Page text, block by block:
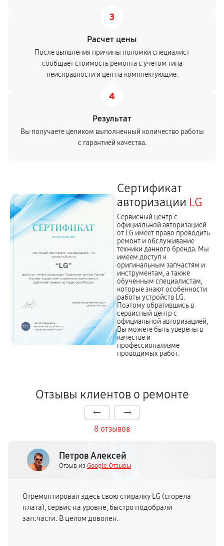
3
Расчет цены
После выявления причины поломки специалист
сообщает стоимость ремонта с учетом типа
неисправности и цен на комплектующие.
4
Результат
Вы получаете целиком выполненный количество работы
с гарантией качества.
Сертификат
авторизации LG
Сервисный центр с
официальной авторизацией
от LG имеет право проводить
ремонт и обслуживание
техники данного бренда. Мы
имеем доступ к
оригинальным запчастям и
инструментам, а также
обученным специалистам,
которые знают особенности
работы устройств LG.
Поэтому обратившись в
сервисный центр с
официальной авторизацией,
Вы можете быть уверены в
качестве и
профессионализме
проводимых работ.
Отзывы клиентов о ремонте
8 отзывов
Петров Алексей
Отзыв из Google.Отзывы
Отремонтировал здесь свою стиралку LG (сгорела
плата), сервис на уровне, быстро подобрали
зап.части. В целом доволен.